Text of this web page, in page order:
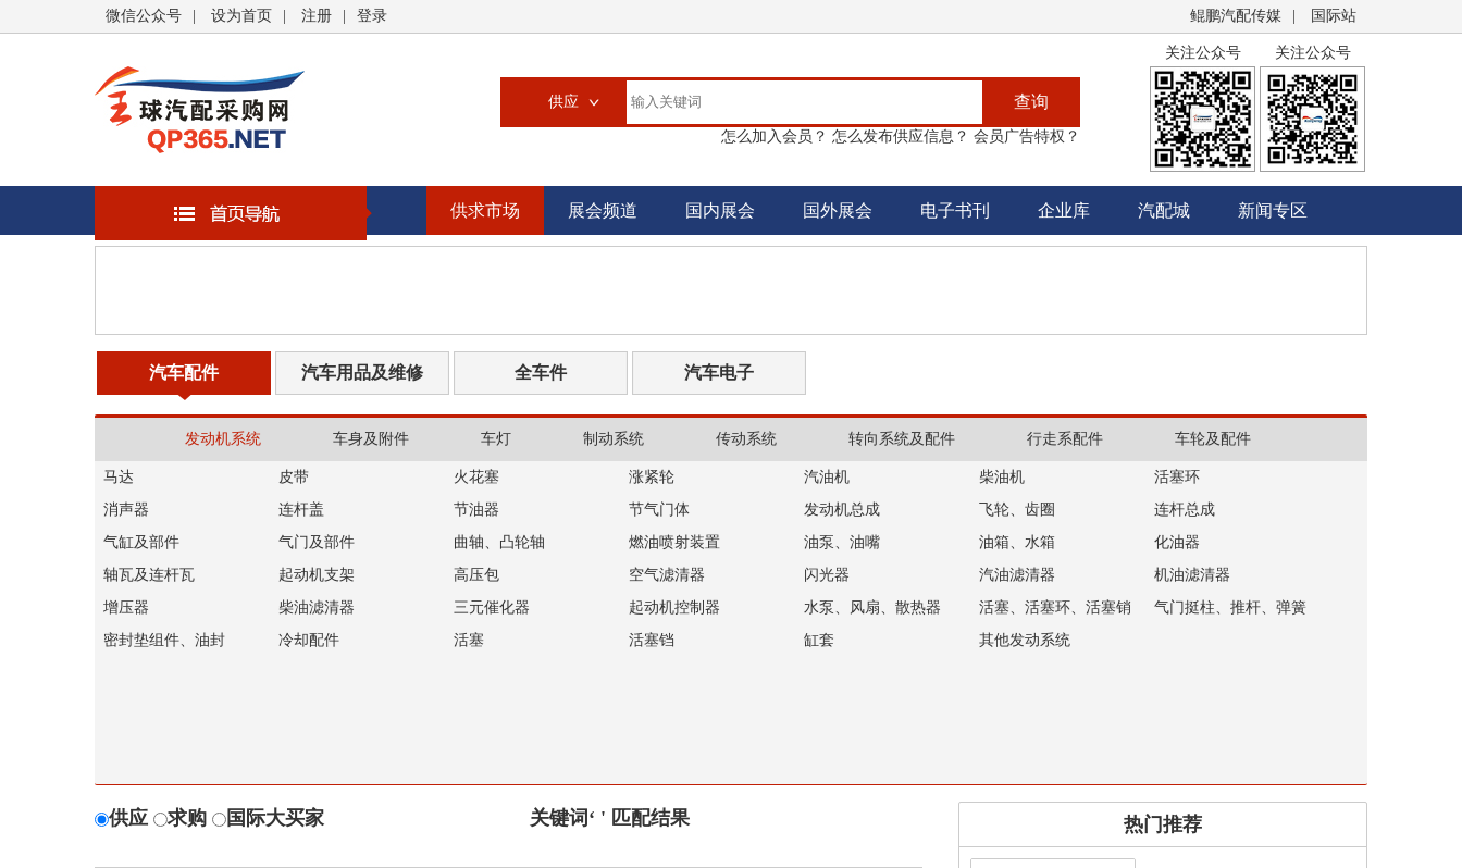
微信公众号 设为首页 注册 登录 鲲鹏汽配传媒 国际站
供应
求购
企业
书刊
查询
怎么加入会员？ 怎么发布供应信息？ 会员广告特权？
关注公众号 关注公众号
供求市场 展会频道 国内展会 国外展会 电子书刊 企业库 汽配城 新闻专区
汽车配件 汽车用品及维修 全车件 汽车电子
发动机系统 车身及附件 车灯 制动系统 传动系统 转向系统及配件 行走系配件 车轮及配件
马达 皮带 火花塞 涨紧轮 汽油机 柴油机
活塞环
消声器
连杆盖 节油器 节气门体 发动机总成 飞轮、齿圈
连杆总成
气缸及部件
气门及部件 曲轴、凸轮轴 燃油喷射装置 油泵、油嘴 油箱、水箱
化油器
轴瓦及连杆瓦
起动机支架 高压包 空气滤清器 闪光器 汽油滤清器
机油滤清器
增压器
柴油滤清器 三元催化器 起动机控制器 水泵、风扇、散热器 活塞、活塞环、活塞销
气门挺柱、推杆、弹簧
密封垫组件、油封
冷却配件 活塞 活塞铛 缸套 其他发动系统
供应 求购 国际大买家 关键词‘ ' 匹配结果 热门推荐